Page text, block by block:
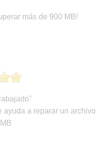
más de 900 MB!
ayuda a reparar un archivo